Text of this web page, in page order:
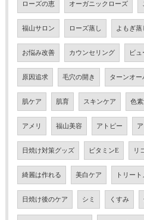
ローズの恵 オーガニックローズ
福山サロン ローズ蒸し よもぎ蒸
お悩み改善 カウンセリング ビュ
原因追求 毛穴の開き ターンオー
肌ケア 肌育 スキンケア 色
アメリ 福山美容 アトピー
日焼け対策グッズ ビタミンE リ
綺麗は作れる 美白ケア トリー
日焼け後のケア シミ くすみ